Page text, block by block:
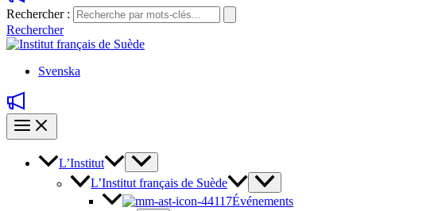
Rechercher :
Rechercher
Svenska
L’Institut
L’Institut français de Suède
Événements